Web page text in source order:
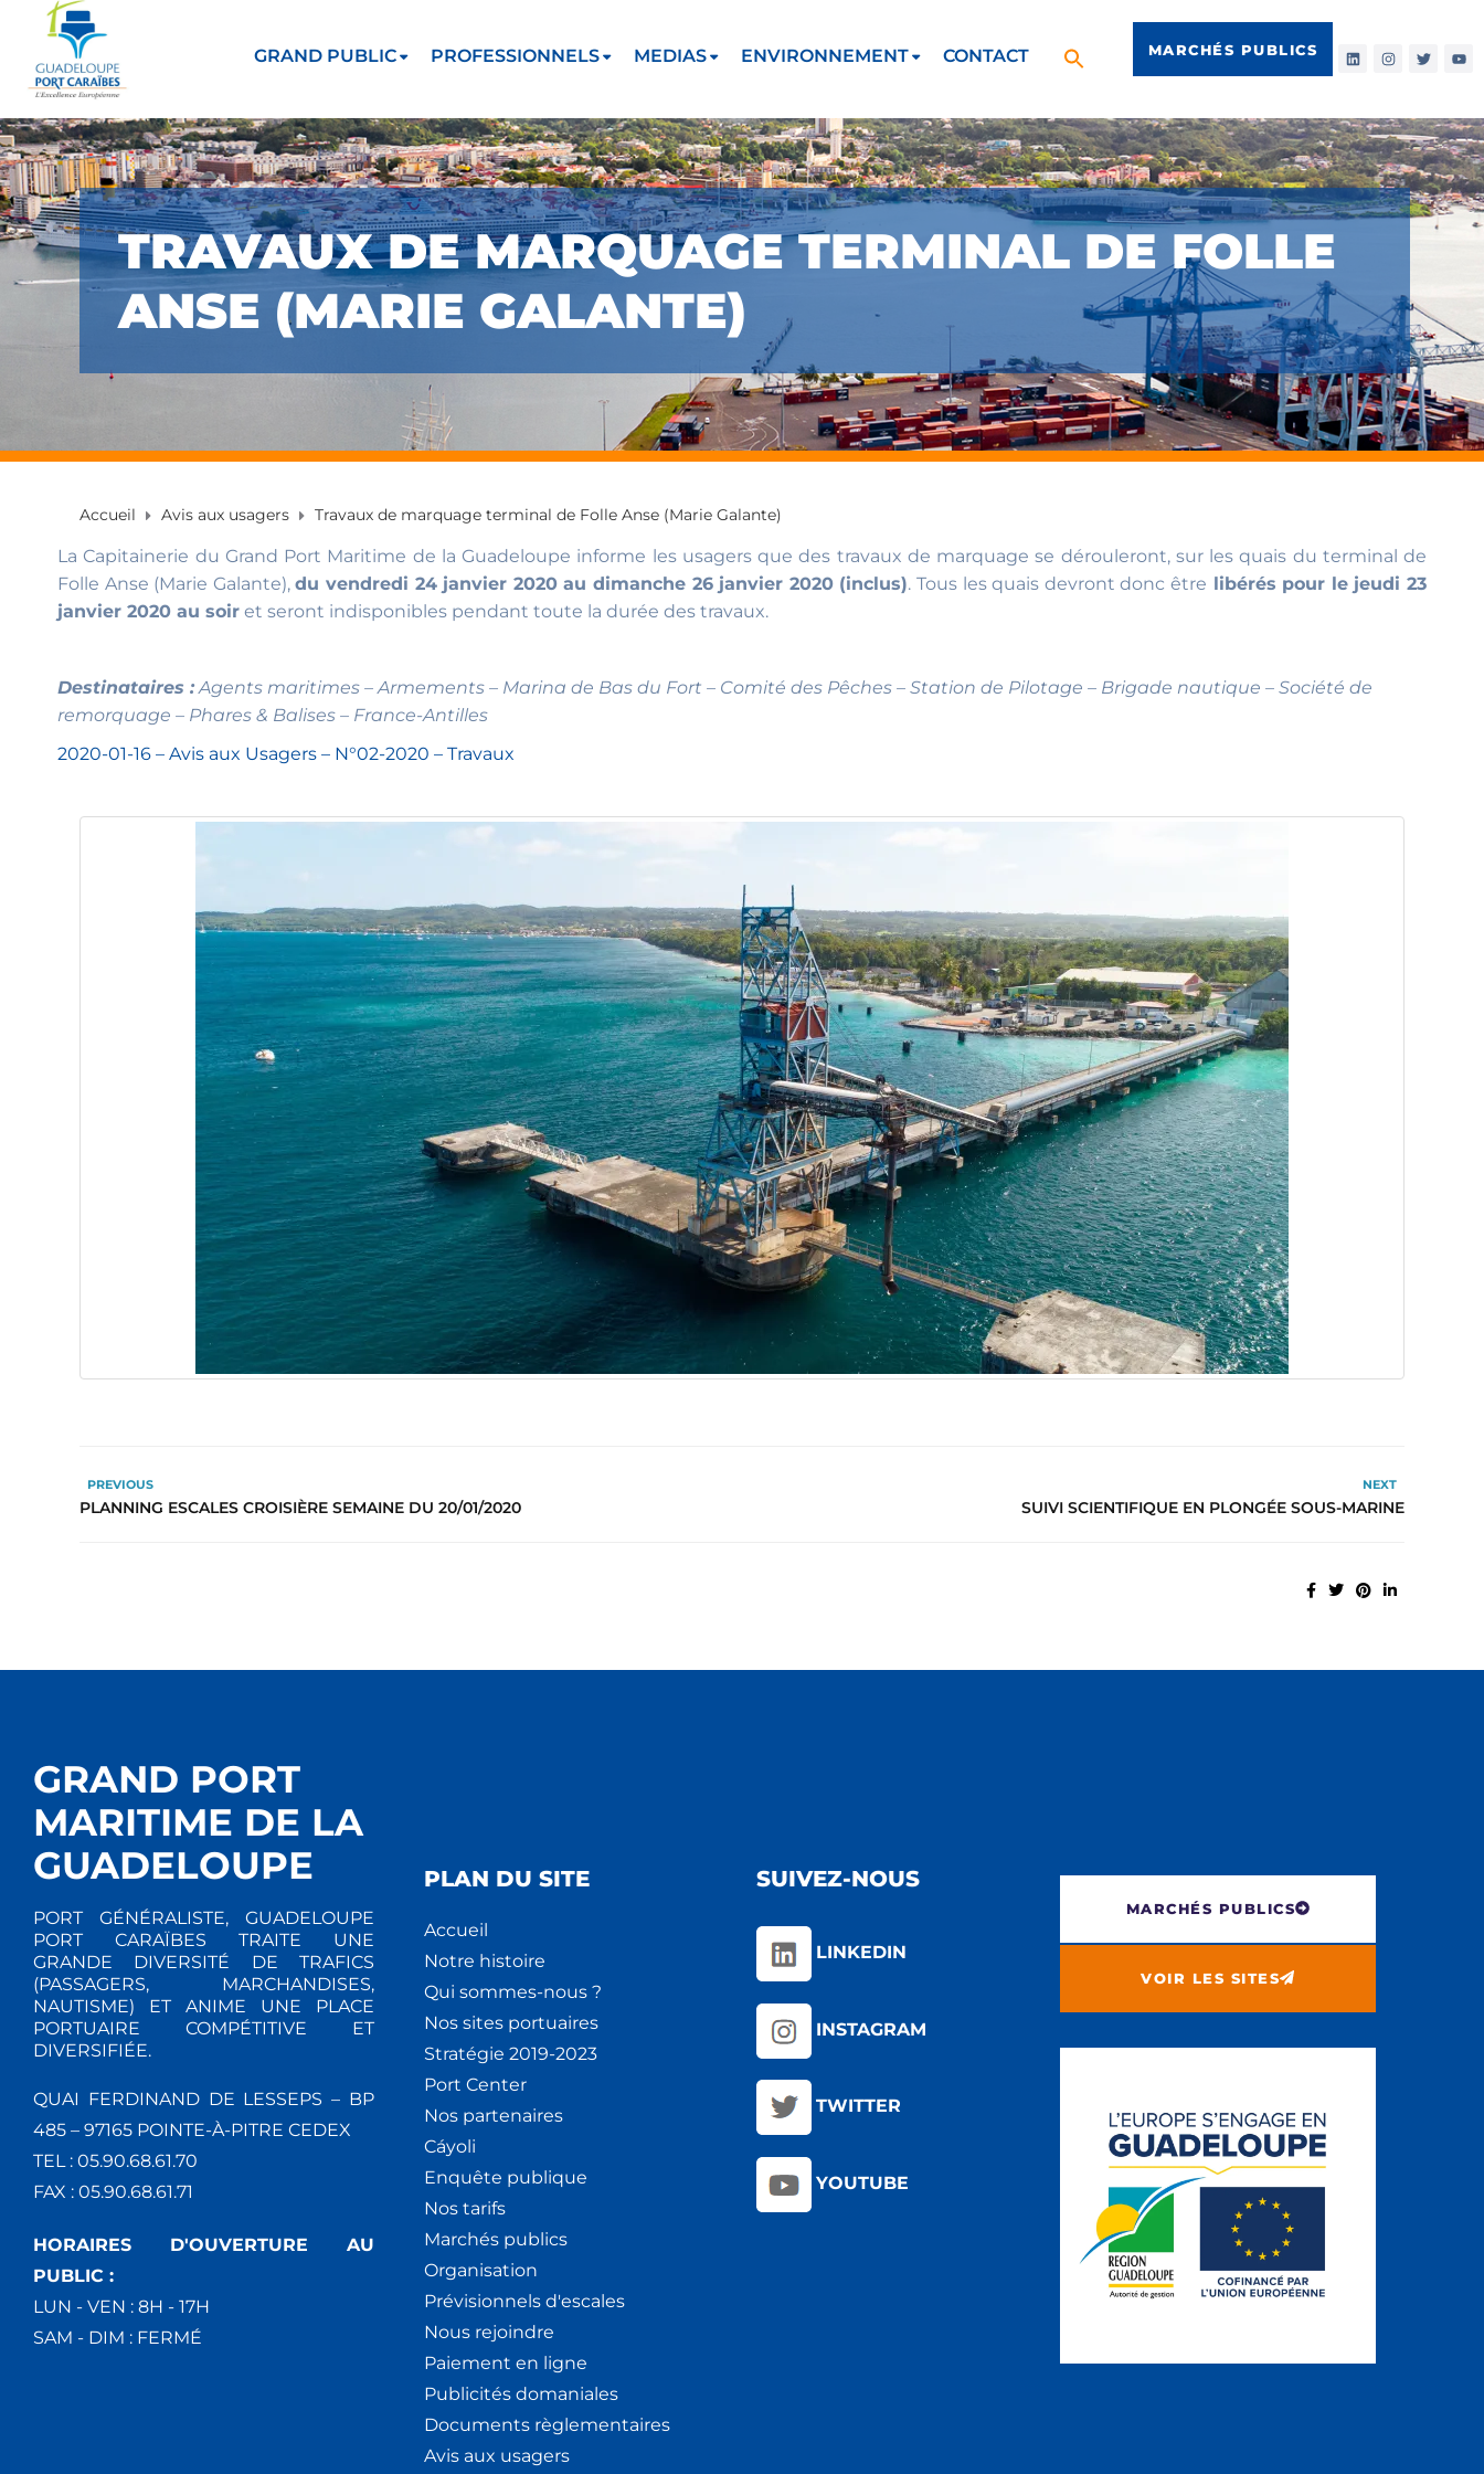
GRAND PUBLIC PROFESSIONNELS MEDIAS ENVIRONNEMENT CONTACT MARCHÉS PUBLICS
TRAVAUX DE MARQUAGE TERMINAL DE FOLLE
ANSE (MARIE GALANTE)
Accueil Avis aux usagers Travaux de marquage terminal de Folle Anse (Marie Galante)
La Capitainerie du Grand Port Maritime de la Guadeloupe informe les usagers que des travaux de marquage se dérouleront, sur les quais du terminal de
Folle Anse (Marie Galante),du vendredi 24 janvier 2020 au dimanche 26 janvier 2020 (inclus). Tous les quais devront donc être libérés pour le jeudi 23
janvier 2020 au soir et seront indisponibles pendant toute la durée des travaux.
Destinataires :Agents maritimes – Armements – Marina de Bas du Fort – Comité des Pêches – Station de Pilotage – Brigade nautique – Société de
remorquage – Phares & Balises – France-Antilles
2020-01-16 – Avis aux Usagers – N°02-2020 – Travaux
PREVIOUS
PLANNING ESCALES CROISIÈRE SEMAINE DU 20/01/2020
NEXT
SUIVI SCIENTIFIQUE EN PLONGÉE SOUS-MARINE
GRAND PORT
MARITIME DE LA
GUADELOUPE
PORT GÉNÉRALISTE, GUADELOUPE
PORT CARAÏBES TRAITE UNE
GRANDE DIVERSITÉ DE TRAFICS
(PASSAGERS, MARCHANDISES,
NAUTISME) ET ANIME UNE PLACE
PORTUAIRE COMPÉTITIVE ET
DIVERSIFIÉE.
QUAI FERDINAND DE LESSEPS – BP
485 – 97165 POINTE-À-PITRE CEDEX
TEL : 05.90.68.61.70
FAX : 05.90.68.61.71
HORAIRES D'OUVERTURE AU
PUBLIC :
LUN - VEN : 8H - 17H
SAM - DIM : FERMÉ
PLAN DU SITE
Accueil
Notre histoire
Qui sommes-nous ?
Nos sites portuaires
Stratégie 2019-2023
Port Center
Nos partenaires
Cáyoli
Enquête publique
Nos tarifs
Marchés publics
Organisation
Prévisionnels d'escales
Nous rejoindre
Paiement en ligne
Publicités domaniales
Documents règlementaires
Avis aux usagers
SUIVEZ-NOUS
LINKEDIN
INSTAGRAM
TWITTER
YOUTUBE
MARCHÉS PUBLICS
VOIR LES SITES